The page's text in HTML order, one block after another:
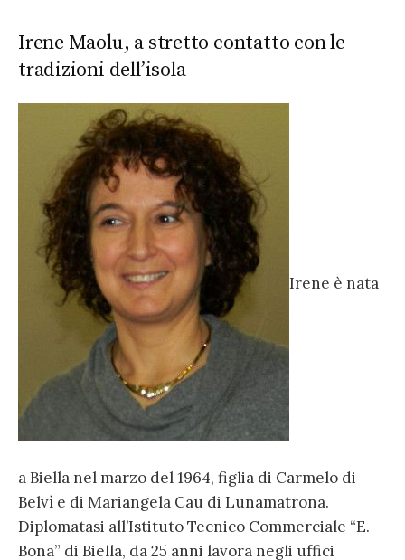
Irene Maolu, a stretto contatto con le
tradizioni dell’isola
Irene è nata
a Biella nel marzo del 1964, figlia di Carmelo di
Belvì e di Mariangela Cau di Lunamatrona.
Diplomatasi all’Istituto Tecnico Commerciale “E.
Bona” di Biella, da 25 anni lavora negli uffici